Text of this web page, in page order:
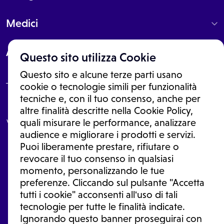
Questo sito utilizza Cookie
Questo sito e alcune terze parti usano
cookie o tecnologie simili per funzionalità
tecniche e, con il tuo consenso, anche per
altre finalità descritte nella Cookie Policy,
quali misurare le performance, analizzare
audience e migliorare i prodotti e servizi.
Puoi liberamente prestare, rifiutare o
revocare il tuo consenso in qualsiasi
momento, personalizzando le tue
preferenze. Cliccando sul pulsante "Accetta
tutti i cookie" acconsenti all'uso di tali
tecnologie per tutte le finalità indicate.
Ignorando questo banner proseguirai con
Medici
About
Le informazioni proposte in questo sito non sono un consulto medico.
In nessun caso, queste informazioni sostituiscono un consulto, una
visita o una diagnosi formulata dal medico. Non si devono considerare
le informazioni disponibili come suggerimenti per la formulazione di
una diagnosi, la determinazione di un trattamento o l'assunzione o
sospensione di un farmaco senza prima consultare un medico di
medicina generale o uno specialista.
Condizioni di utilizzo|Privacy Policy |Gestione Cookie
Ⓒ 2026 | Tutti i diritti riservati.